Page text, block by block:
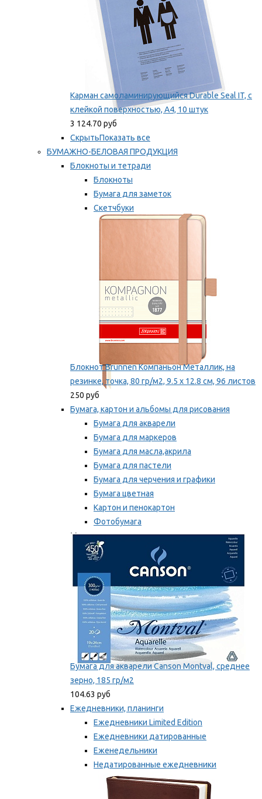
Карман самоламинирующийся Durable Seal IT, с
клейкой поверхностью, A4, 10 штук
3 124.70 руб
СкрытьПоказать все
БУМАЖНО-БЕЛОВАЯ ПРОДУКЦИЯ
Блокноты и тетради
Блокноты
Бумага для заметок
Скетчбуки
Тетради
Блокнот Brunnen Компаньон Металлик, на
резинке, точка, 80 гр/м2, 9.5 х 12.8 см, 96 листов
250 руб
Бумага, картон и альбомы для рисования
Бумага для акварели
Бумага для маркеров
Бумага для масла,акрила
Бумага для пастели
Бумага для черчения и графики
Бумага цветная
Картон и пенокартон
Фотобумага
Мы рекомендуем
Бумага для акварели Canson Montval, среднее
зерно, 185 гр/м2
104.63 руб
Ежедневники, планинги
Ежедневники Limited Edition
Ежедневники датированные
Еженедельники
Недатированные ежедневники
Планинги
Мы рекомендуем